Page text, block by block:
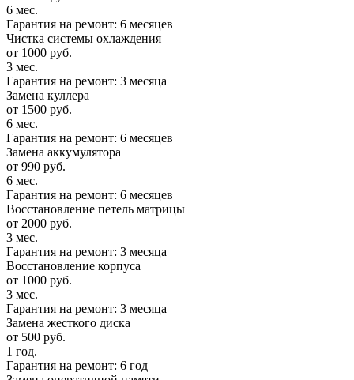
6 мес.
Гарантия на ремонт: 6 месяцев
Чистка системы охлаждения
от 1000 руб.
3 мес.
Гарантия на ремонт: 3 месяца
Замена куллера
от 1500 руб.
6 мес.
Гарантия на ремонт: 6 месяцев
Замена аккумулятора
от 990 руб.
6 мес.
Гарантия на ремонт: 6 месяцев
Восстановление петель матрицы
от 2000 руб.
3 мес.
Гарантия на ремонт: 3 месяца
Восстановление корпуса
от 1000 руб.
3 мес.
Гарантия на ремонт: 3 месяца
Замена жесткого диска
от 500 руб.
1 год.
Гарантия на ремонт: 6 год